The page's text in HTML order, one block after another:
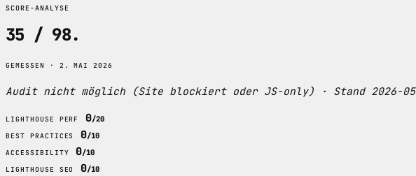
SCORE-ANALYSE
35 / 98.
GEMESSEN · 2. MAI 2026
Audit nicht möglich (Site blockiert oder JS-only) · Stand 2026-05
LIGHTHOUSE PERF 0/20
BEST PRACTICES 0/10
ACCESSIBILITY 0/10
LIGHTHOUSE SEO 0/10